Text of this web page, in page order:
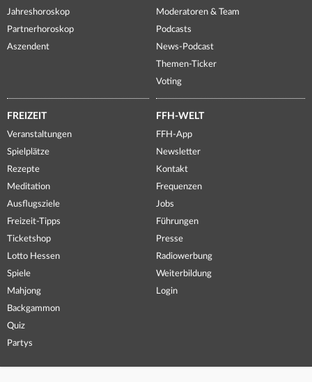
Jahreshoroskop
Partnerhoroskop
Aszendent
Moderatoren & Team
Podcasts
News-Podcast
Themen-Ticker
Voting
FREIZEIT
Veranstaltungen
Spielplätze
Rezepte
Meditation
Ausflugsziele
Freizeit-Tipps
Ticketshop
Lotto Hessen
Spiele
Mahjong
Backgammon
Quiz
Partys
FFH-WELT
FFH-App
Newsletter
Kontakt
Frequenzen
Jobs
Führungen
Presse
Radiowerbung
Weiterbildung
Login